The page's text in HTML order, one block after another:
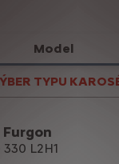
Model
TYPU
330 L2H1